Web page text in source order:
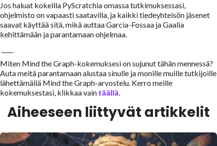
Jos haluat kokeilla PyScratchia omassa tutkimuksessasi,
ohjelmisto on vapaasti saatavilla, ja kaikki tiedeyhteisön jäsenet
saavat käyttää sitä, mikä auttaa Garcia-Fossaa ja Gaalia
kehittämään ja parantamaan ohjelmaa.
Miten Mind the Graph-kokemuksesi on sujunut tähän mennessä?
Auta meitä parantamaan alustaa sinulle ja monille muille tutkijoille
lähettämällä Mind the Graph-arvostelu. Kerro meille
kokemuksestasi, klikkaa vain täällä.
Aiheeseen liittyvät artikkelit